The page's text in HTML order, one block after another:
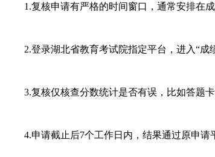
1.复核申请有严格的时间窗口，通常安排在成
2.登录湖北省教育考试院指定平台，进入“成绩
3.复核仅核查分数统计是否有误，比如答题卡
4.申请截止后7个工作日内，结果通过原申请